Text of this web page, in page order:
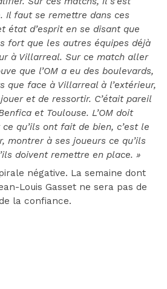
Il faut se remettre dans ces
état d’esprit en se disant que
fort que les autres équipes déjà
à Villarreal. Sur ce match aller
que l’OM a eu des boulevards,
que face à Villarreal à l’extérieur,
et de ressortir. C’était pareil
et Toulouse. L’OM doit
qu’ils ont fait de bien, c’est le
montrer à ses joueurs ce qu’ils
doivent remettre en place. »
négative. La semaine dont
Louis Gasset ne sera pas de
la confiance.